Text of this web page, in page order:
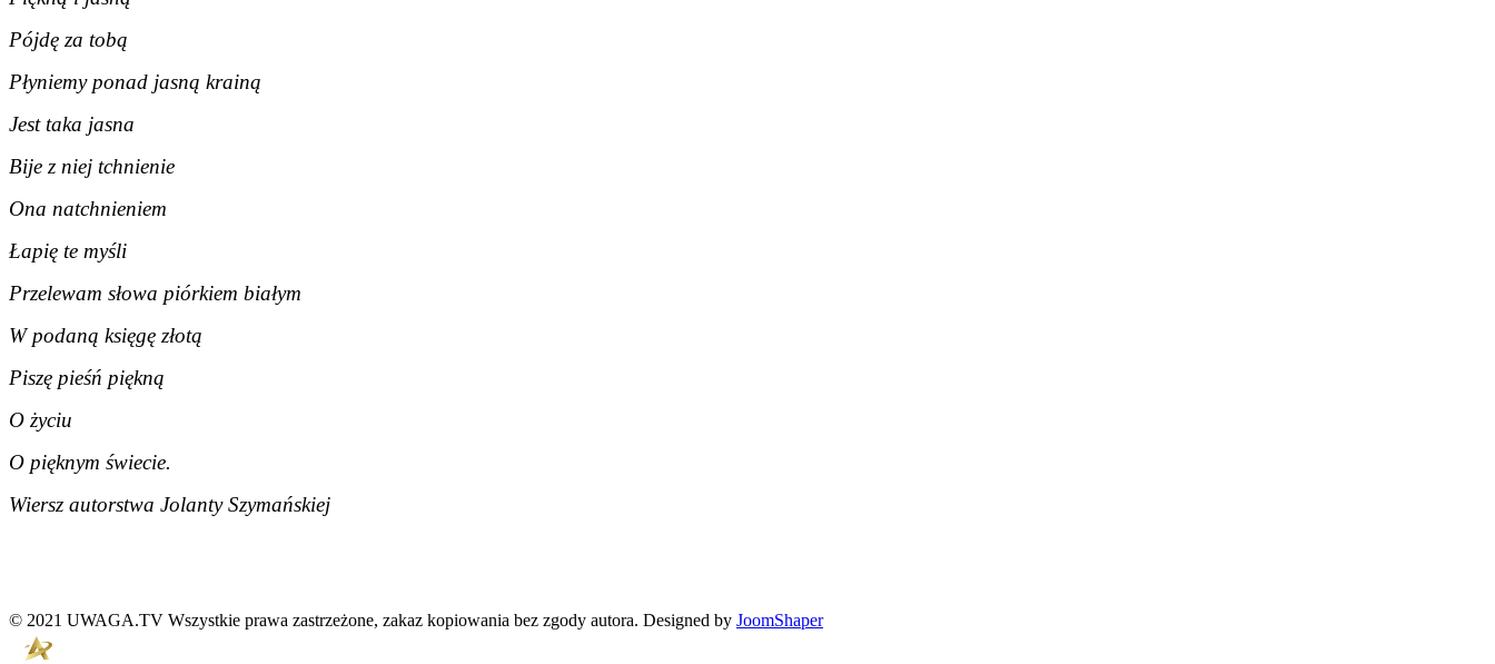
Pójdę za tobą
Płyniemy ponad jasną krainą
Jest taka jasna
Bije z niej tchnienie
Ona natchnieniem
Łapię te myśli
Przelewam słowa piórkiem białym
W podaną księgę złotą
Piszę pieśń piękną
O życiu
O pięknym świecie.
Wiersz autorstwa Jolanty Szymańskiej
© 2021 UWAGA.TV Wszystkie prawa zastrzeżone, zakaz kopiowania bez zgody autora. Designed by JoomShaper